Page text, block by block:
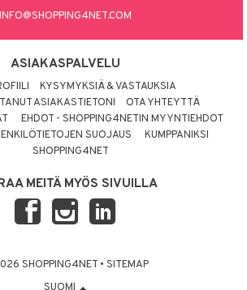
INFO@SHOPPING4NET.COM
ASIAKASPALVELU
KYSYMYKSIÄ & VASTAUKSIA
ASIAKASTIETONI
OTA YHTEYTTÄ
EHDOT - SHOPPING4NETIN MYYNTIEHDOT
SUOJAUS
KUMPPANIKSI
SHOPPING4NET
MEITÄ MYÖS SIVUILLA
SHOPPING4NET • SITEMAP